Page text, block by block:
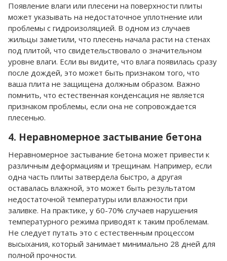
Появление влаги или плесени на поверхности плиты
может указывать на недостаточное уплотнение или
проблемы с гидроизоляцией. В одном из случаев
жильцы заметили, что плесень начала расти на стенах
под плитой, что свидетельствовало о значительном
уровне влаги. Если вы видите, что влага появилась сразу
после дождей, это может быть признаком того, что
ваша плита не защищена должным образом. Важно
помнить, что естественная конденсация не является
признаком проблемы, если она не сопровождается
плесенью.
4. Неравномерное застывание бетона
Неравномерное застывание бетона может привести к
различным деформациям и трещинам. Например, если
одна часть плиты затвердела быстро, а другая
оставалась влажной, это может быть результатом
недостаточной температуры или влажности при
заливке. На практике, у 60-70% случаев нарушения
температурного режима приводят к таким проблемам.
Не следует путать это с естественным процессом
высыхания, который занимает минимально 28 дней для
полной прочности.